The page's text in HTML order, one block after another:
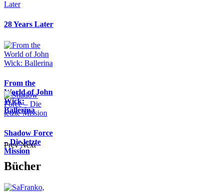
28 Years Later
From the
World of John
Wick:
Ballerina
Shadow Force
– Die letzte
Mission
Prev Next
Bücher